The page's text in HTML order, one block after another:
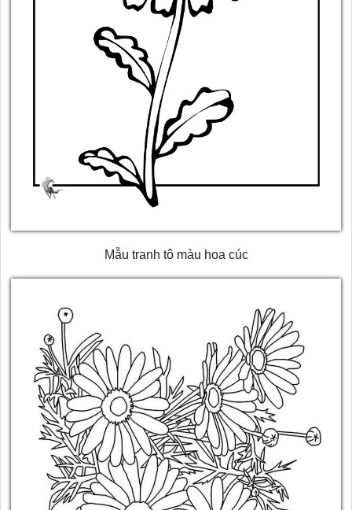
Mẫu tranh tô màu hoa cúc